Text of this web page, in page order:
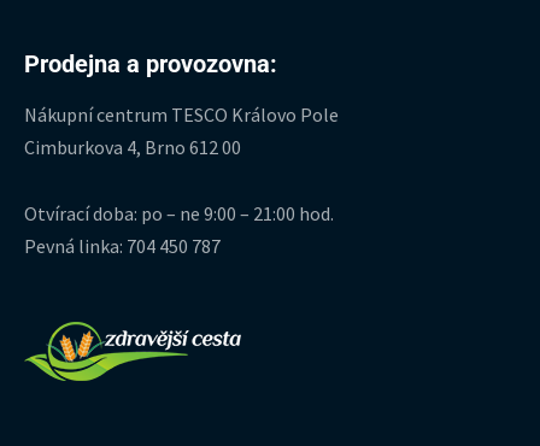
Prodejna a provozovna:
Nákupní centrum TESCO Královo Pole
Cimburkova 4, Brno 612 00
Otvírací doba: po – ne 9:00 – 21:00 hod.
Pevná linka: 704 450 787